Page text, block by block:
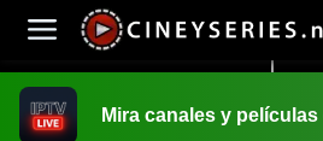
Mira canales y